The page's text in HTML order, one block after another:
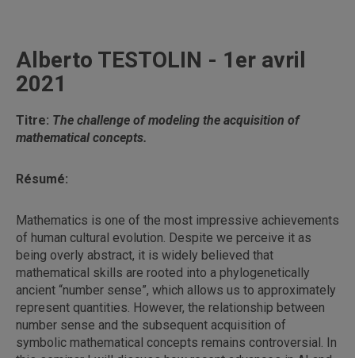
Alberto TESTOLIN - 1er avril
2021
Titre: The challenge of modeling the acquisition of
mathematical concepts.
Résumé:
Mathematics is one of the most impressive achievements
of human cultural evolution. Despite we perceive it as
being overly abstract, it is widely believed that
mathematical skills are rooted into a phylogenetically
ancient “number sense”, which allows us to approximately
represent quantities. However, the relationship between
number sense and the subsequent acquisition of
symbolic mathematical concepts remains controversial. In